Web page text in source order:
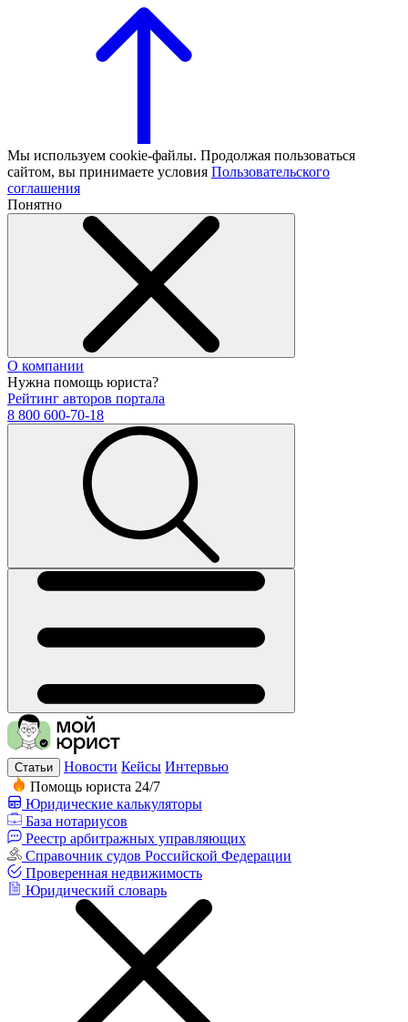
Мы используем cookie-файлы. Продолжая пользоваться
сайтом, вы принимаете условия Пользовательского
соглашения
Понятно
О компании
Нужна помощь юриста?
Рейтинг авторов портала
8 800 600-70-18
Статьи Новости Кейсы Интервью
Помощь юриста 24/7
Юридические калькуляторы
База нотариусов
Реестр арбитражных управляющих
Справочник судов Российской Федерации
Проверенная недвижимость
Юридический словарь